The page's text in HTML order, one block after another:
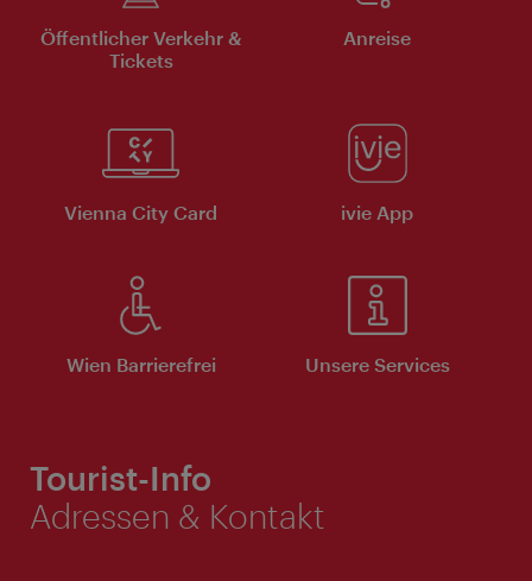
Öffentlicher Verkehr &
Tickets
Anreise
Vienna City Card ivie App
Wien Barrierefrei Unsere Services
Tourist-Info
Adressen & Kontakt